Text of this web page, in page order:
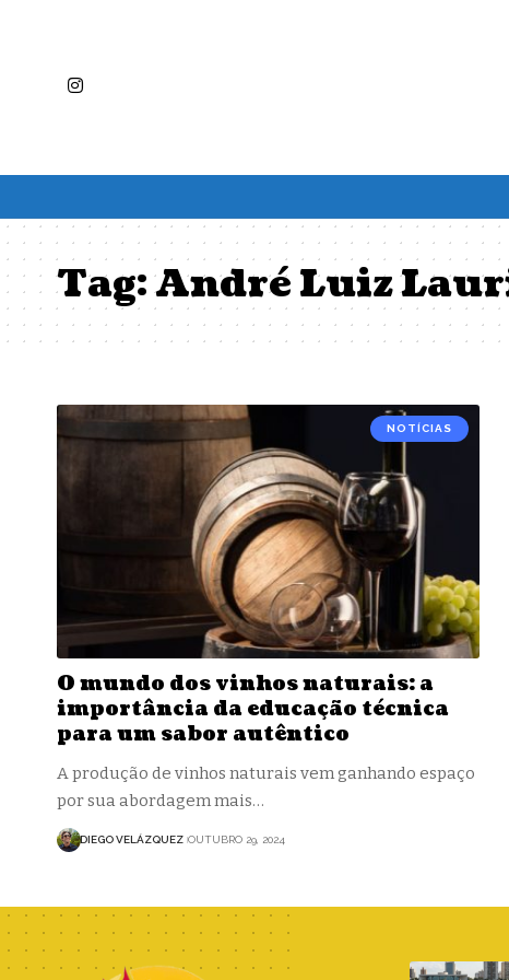
Tag:André Luiz
NOTÍCIAS
O mundo dos vinhos naturais: a
importância da educação técnica
para um sabor autêntico
A produção de vinhos naturais vem ganhando espaço
por sua abordagem mais…
DIEGO VELÁZQUEZ OUTUBRO 29, 2024